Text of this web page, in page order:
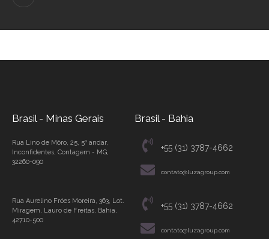
Brasil - Minas Gerais Brasil - Bahia
Rua Lino de Môro, 25, 5º andar,
Inconfidentes, Contagem - MG,
32260-090
+55 (31) 3787-4662
contato@luzagroup.com
Rua Aurelino Fróes Moreira, 363, Lot.
Miragem, Lauro de Freitas, Bahia,
42710-500
+55 (31) 3787-4662
contato@luzagroup.com